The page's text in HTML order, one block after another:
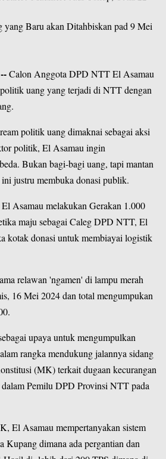
Baru akan Ditahbiskan pad 9 Mei
--Calon AnggotaDPD NTTEl Asamau
uang yang terjadi di NTT dengan
.
politik uang dimaknai sebagai aksi
politik, El Asamau ingin
Bukan bagi-bagi uang, tapi mantan
justru membuka donasi publik.
Asamau melakukan Gerakan 1.000
maju sebagai Caleg DPD NTT, El
kotak donasi untuk membiayai logistik
relawan 'ngamen' di lampu merah
16 Mei 2024 dan total mengumpukan
upaya untuk mengumpulkan
rangka mendukung jalannya sidang
(MK) terkait dugaan kecurangan
dalam Pemilu DPD Provinsi NTT pada
El Asamau mempertanyakan sistem
Kupang dimana ada pergantian dan